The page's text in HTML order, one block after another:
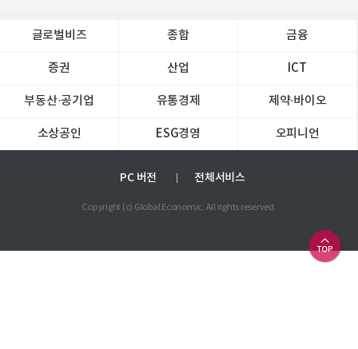
글로벌비즈 종합 금융
증권 산업 ICT
부동산·공기업 유통경제 제약∙바이오
소상공인 ESG경영 오피니언
PC 버전 전체서비스
Copyright (c) Global Economic. All rights reserved.